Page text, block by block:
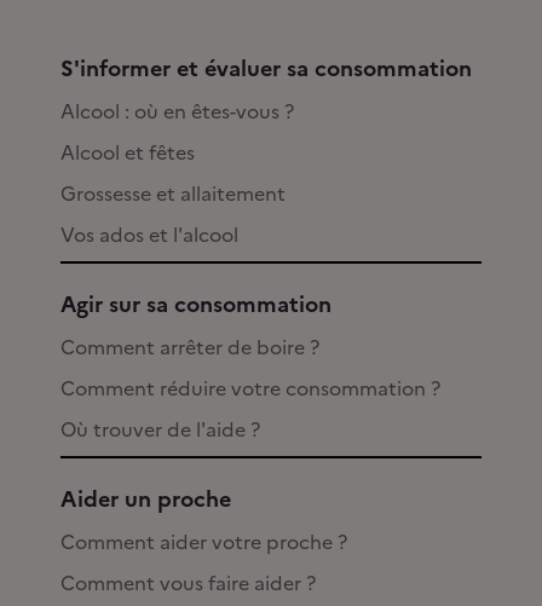
S'informer et évaluer sa consommation
Alcool : où en êtes-vous ?
Alcool et fêtes
Grossesse et allaitement
Vos ados et l'alcool
Agir sur sa consommation
Comment arrêter de boire ?
Comment réduire votre consommation ?
Où trouver de l'aide ?
Aider un proche
Comment aider votre proche ?
Comment vous faire aider ?